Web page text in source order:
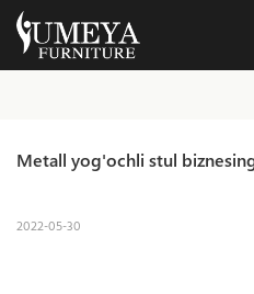
Metall yog'ochli stul
2022-05-30